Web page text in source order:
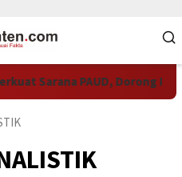
Sarana PAUD, Dorong